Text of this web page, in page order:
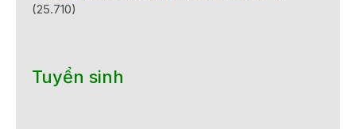
(25.710)
Tuyển sinh